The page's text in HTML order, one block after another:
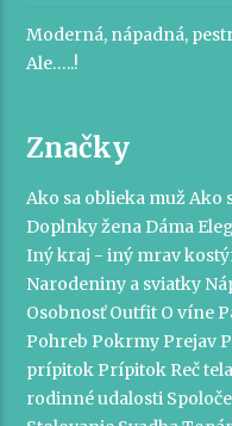
Moderná, nápadná,
Ale…..!
Značky
Ako sa oblieka muž Ako
Doplnky ženaDáma
Iný kraj - iný mrav
Narodeniny a sviatky
OsobnosťOutfit O víne
Pohreb Pokrmy Prejav
prípitok Prípitok Reč tela
rodinné udalosti